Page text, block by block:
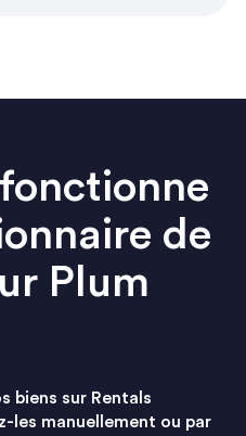
de
Plum
biens sur Rentals
les manuellement ou par